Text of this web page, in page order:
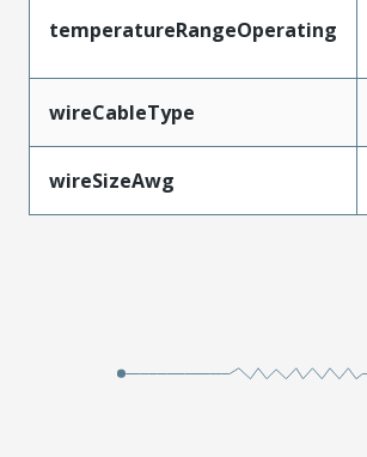
temperatureRangeOperating
wireCableType
wireSizeAwg